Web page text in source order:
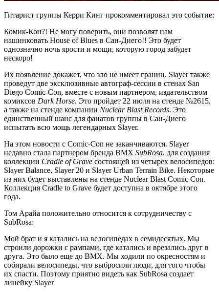
Гитарист группы Керри Кинг прокомментировал это событие:
Комик-Кон?! Не могу поверить, они позволят нам
нашинковать House of Blues в Сан-Диего!! Это будет
однозначно ночь ярости и мощи, которую город забудет
нескоро!
Их появление докажет, что зло не имеет границ. Slayer также
проведут две эксклюзивные автограф-сессии в стенах San
Diego Comic-Con, вместе с новым партнером, издательством
комиксов Dark Horse. Это пройдет 22 июля на стенде №2615,
а также на стенде компании Nuclear Blast Records. Это
единственный шанс для фанатов группы в Сан-Диего
испытать всю мощь легендарных Slayer.
На этом новости c Comic-Con не заканчиваются. Slayer
недавно стала партнером бренда BMX SubRosa, для создания
коллекции Cradle of Grave состоящей из четырех велосипедов:
Slayer Balance, Slayer 20 и Slayer Urban Terrain Bike. Некоторые
из них будет выставлены на стенде Nuclear Blast Comic Con.
Коллекция Cradle to Grave будет доступна в октябре этого
года.
Том Арайа положительно относится к сотрудничеству с
SubRosa:
Мой брат и я катались на велосипедах в семидесятых. Мы
строили дорожки с рампами, где катались и врезались друг в
друга. Это было еще до BMX. Мы ходили по окресностям и
собирали велосипеды, что выбросили люди, для того чтобы
их спасти. Поэтому приятно видеть как SubRosa создает
линейку Slayer